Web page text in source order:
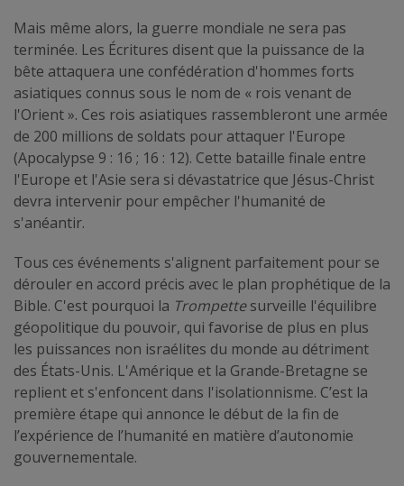
Mais même alors, la guerre mondiale ne sera pas
terminée. Les Écritures disent que la puissance de la
bête attaquera une confédération d'hommes forts
asiatiques connus sous le nom de « rois venant de
l'Orient ». Ces rois asiatiques rassembleront une armée
de 200 millions de soldats pour attaquer l'Europe
(Apocalypse 9 : 16 ; 16 : 12). Cette bataille finale entre
l'Europe et l'Asie sera si dévastatrice que Jésus-Christ
devra intervenir pour empêcher l'humanité de
s'anéantir.
Tous ces événements s'alignent parfaitement pour se
dérouler en accord précis avec le plan prophétique de la
Bible. C'est pourquoi la Trompettesurveille l'équilibre
géopolitique du pouvoir, qui favorise de plus en plus
les puissances non israélites du monde au détriment
des États-Unis. L'Amérique et la Grande-Bretagne se
replient et s'enfoncent dans l'isolationnisme. C’est la
première étape qui annonce le début de la fin de
l’expérience de l’humanité en matière d’autonomie
gouvernementale.